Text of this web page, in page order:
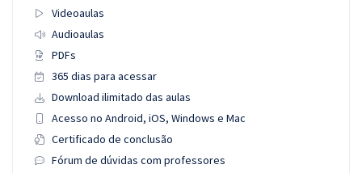
Videoaulas
Audioaulas
PDFs
365 dias para acessar
Download ilimitado das aulas
Acesso no Android, iOS, Windows e Mac
Certificado de conclusão
Fórum de dúvidas com professores